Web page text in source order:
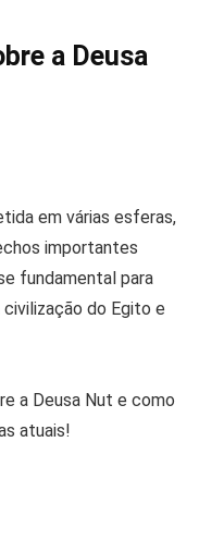
a Deusa
em várias esferas,
importantes
fundamental para
do Egito e
a Deusa Nut e como
atuais!